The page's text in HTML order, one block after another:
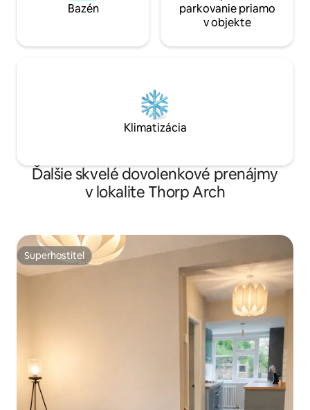
Bazén
parkovanie priamo
v objekte
Klimatizácia
Ďalšie skvelé dovolenkové prenájmy
v lokalite Thorp Arch
Superhostiteľ
Superhostiteľ